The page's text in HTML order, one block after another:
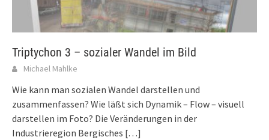
Triptychon 3 – sozialer Wandel im Bild
Michael Mahlke
Wie kann man sozialen Wandel darstellen und
zusammenfassen? Wie läßt sich Dynamik – Flow – visuell
darstellen im Foto? Die Veränderungen in der
Industrieregion Bergisches […]